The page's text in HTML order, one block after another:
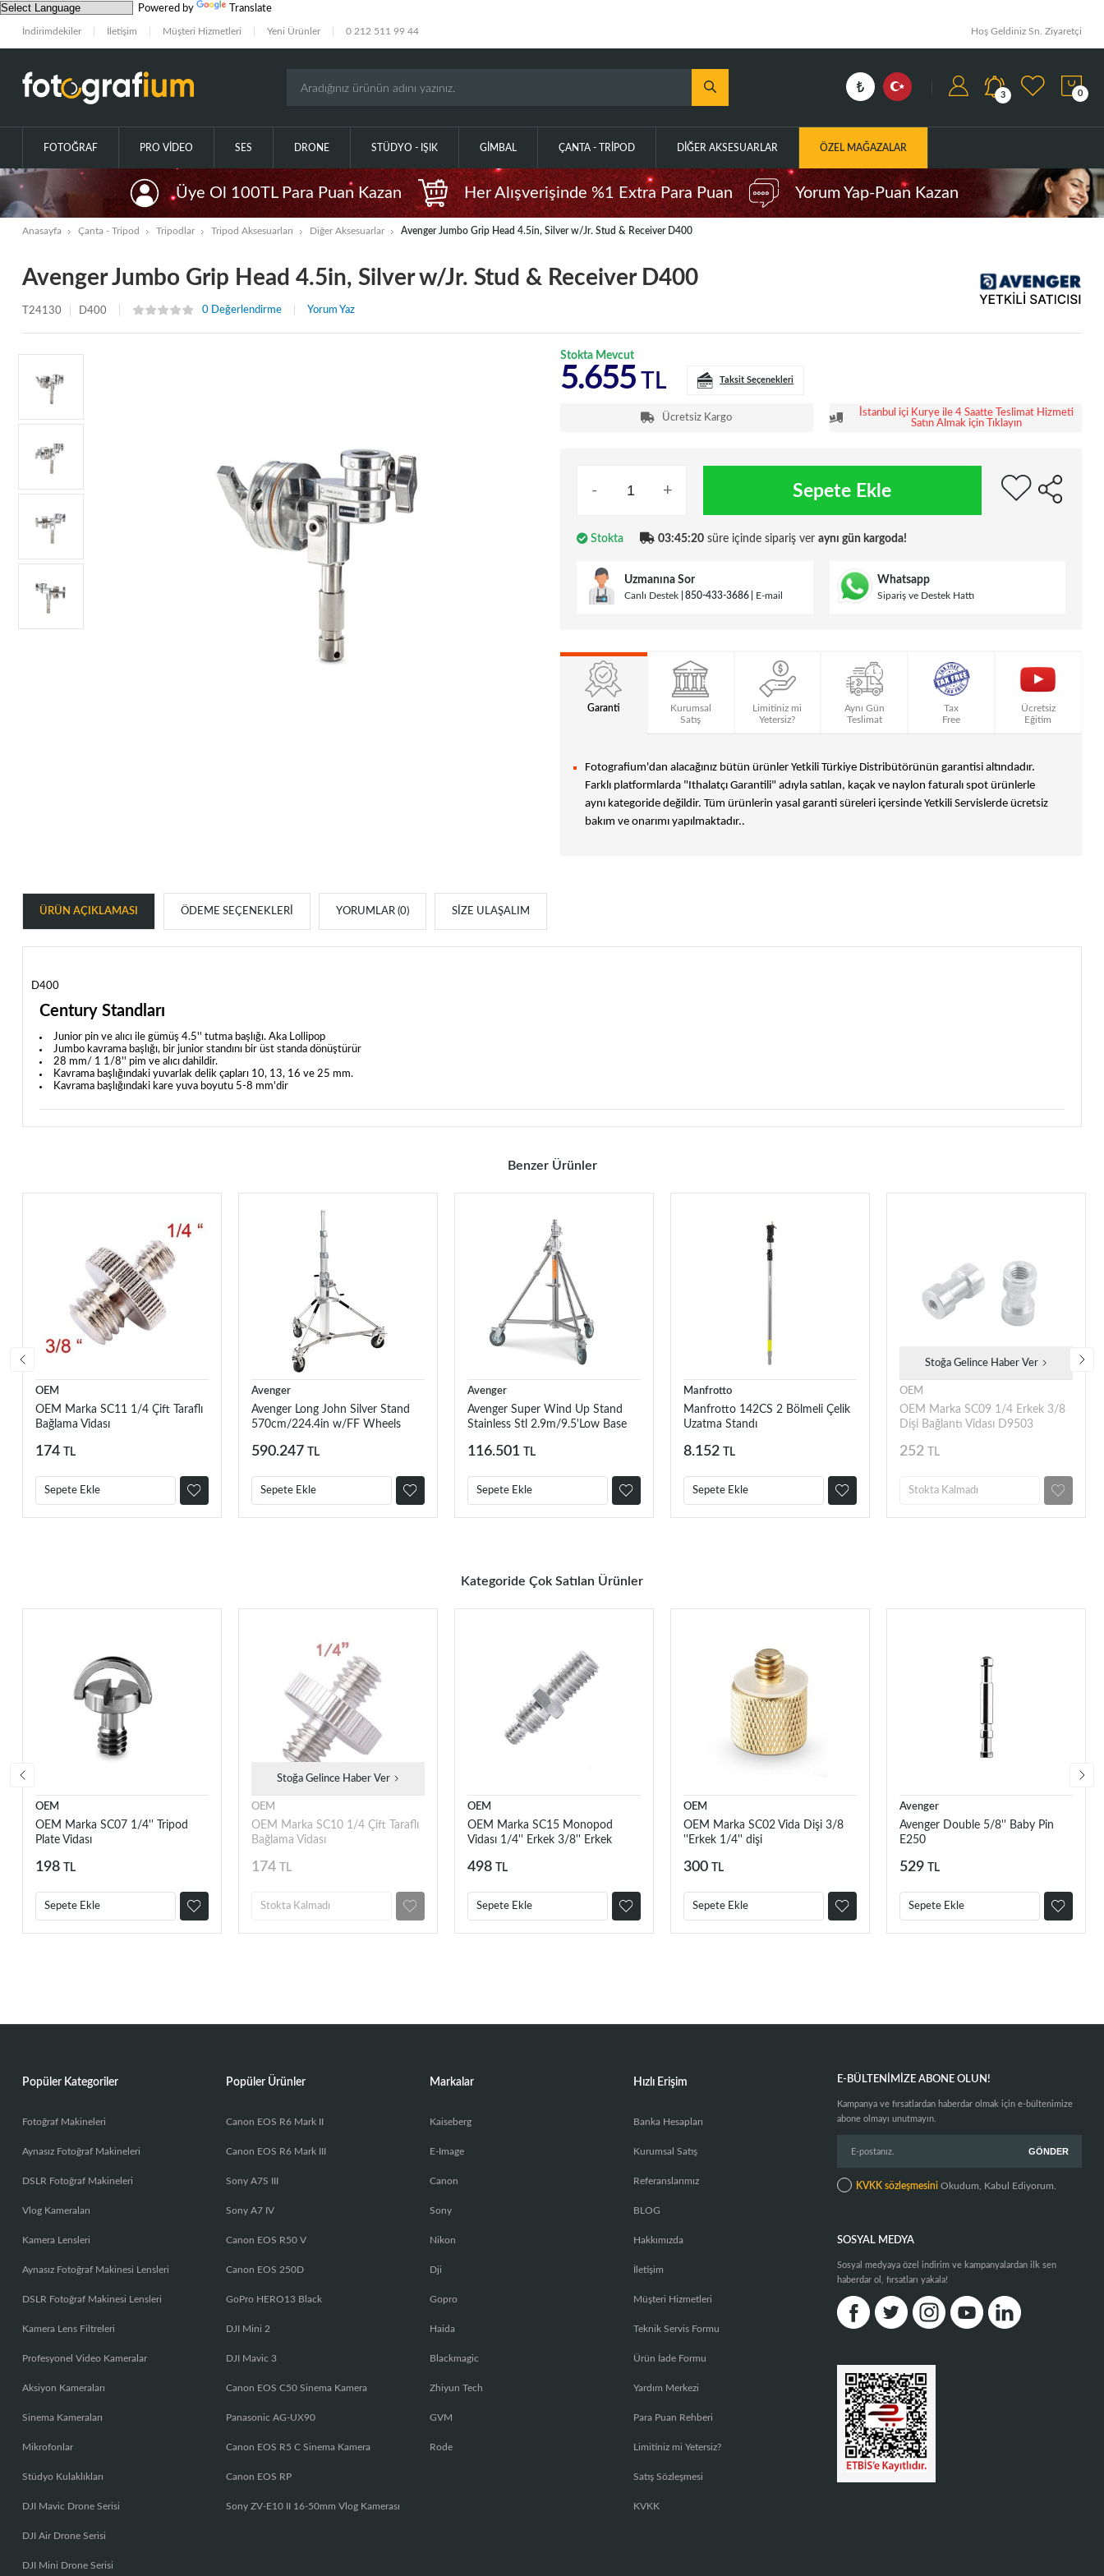
Powered by Translate
İndirimdekiler İletişim Müşteri Hizmetleri Yeni Ürünler 0 212 511 99 44 Hoş Geldiniz Sn. Ziyaretçi
3 0
FOTOĞRAF PRO VIDEO SES DRONE STÜDYO - IŞIK GIMBAL ÇANTA - TRIPOD DIĞER AKSESUARLAR ÖZEL MAĞAZALAR
Üye Ol 100TL Para Puan Kazan Her Alışverişinde %1 Extra Para Puan Yorum Yap-Puan Kazan
Anasayfa Çanta - Tripod Tripodlar Tripod Aksesuarları Diğer Aksesuarlar Avenger Jumbo Grip Head 4.5in, Silver w/Jr. Stud & Receiver D400
Avenger Jumbo Grip Head 4.5in, Silver w/Jr. Stud & Receiver D400
T24130 D400 0 Değerlendirme Yorum Yaz
Stokta Mevcut
5.655 TL Taksit Seçenekleri
Ücretsiz Kargo
İstanbul içi Kurye ile 4 Saatte Teslimat Hizmeti
Satın Almak için Tıklayın
- + Sepete Ekle
Stokta 03:45:19 süre içinde sipariş ver aynı gün kargoda!
Uzmanına Sor
Canlı Destek 850-433-3686 E-mail
Whatsapp
Sipariş ve Destek Hattı
Garanti
Kurumsal
Satış
Limitiniz mi
Yetersiz?
Aynı Gün
Teslimat
Tax
Free
Ücretsiz
Eğitim
Fotografium'dan alacağınız bütün ürünler Yetkili Türkiye Distribütörünün garantisi altındadır.
Farklı platformlarda "Ithalatçı Garantili" adıyla satılan, kaçak ve naylon faturalı spot ürünlerle
aynı kategoride değildir. Tüm ürünlerin yasal garanti süreleri içersinde Yetkili Servislerde ücretsiz
bakım ve onarımı yapılmaktadır..
ÜRÜN AÇIKLAMASI ÖDEME SEÇENEKLERI YORUMLAR (0) SIZE ULAŞALIM
D400
Century Standları
Junior pin ve alıcı ile gümüş 4.5'' tutma başlığı. Aka Lollipop
Jumbo kavrama başlığı, bir junior standını bir üst standa dönüştürür
28 mm/ 1 1/8'' pim ve alıcı dahildir.
Kavrama başlığındaki yuvarlak delik çapları 10, 13, 16 ve 25 mm.
Kavrama başlığındaki kare yuva boyutu 5-8 mm'dir
Benzer Ürünler
OEM
OEM Marka SC11 1/4 Çift Taraflı
Bağlama Vidası
174 TL
Sepete Ekle
Avenger
Avenger Long John Silver Stand
570cm/224.4in w/FF Wheels
590.247 TL
Sepete Ekle
Avenger
Avenger Super Wind Up Stand
Stainless Stl 2.9m/9.5'Low Base
116.501 TL
Sepete Ekle
Manfrotto
Manfrotto 142CS 2 Bölmeli Çelik
Uzatma Standı
8.152 TL
Sepete Ekle
Stoğa Gelince Haber Ver
OEM
OEM Marka SC09 1/4 Erkek 3/8
Dişi Bağlantı Vidası D9503
252 TL
Stokta Kalmadı
Kategoride Çok Satılan Ürünler
OEM
OEM Marka SC07 1/4'' Tripod
Plate Vidası
198 TL
Sepete Ekle
Stoğa Gelince Haber Ver
OEM
OEM Marka SC10 1/4 Çift Taraflı
Bağlama Vidası
174 TL
Stokta Kalmadı
OEM
OEM Marka SC15 Monopod
Vidası 1/4'' Erkek 3/8'' Erkek
498 TL
Sepete Ekle
OEM
OEM Marka SC02 Vida Dişi 3/8
''Erkek 1/4'' dişi
300 TL
Sepete Ekle
Avenger
Avenger Double 5/8'' Baby Pin
E250
529 TL
Sepete Ekle
Popüler Kategoriler
Fotoğraf Makineleri
Aynasız Fotoğraf Makineleri
DSLR Fotoğraf Makineleri
Vlog Kameraları
Kamera Lensleri
Aynasız Fotoğraf Makinesi Lensleri
DSLR Fotoğraf Makinesi Lensleri
Kamera Lens Filtreleri
Profesyonel Video Kameralar
Aksiyon Kameraları
Sinema Kameraları
Mikrofonlar
Stüdyo Kulaklıkları
DJI Mavic Drone Serisi
DJI Air Drone Serisi
DJI Mini Drone Serisi
Popüler Ürünler
Canon EOS R6 Mark II
Canon EOS R6 Mark III
Sony A7S III
Sony A7 IV
Canon EOS R50 V
Canon EOS 250D
GoPro HERO13 Black
DJI Mini 2
DJI Mavic 3
Canon EOS C50 Sinema Kamera
Panasonic AG-UX90
Canon EOS R5 C Sinema Kamera
Canon EOS RP
Sony ZV-E10 II 16-50mm Vlog Kamerası
Markalar
Kaiseberg
E-Image
Canon
Sony
Nikon
Dji
Gopro
Haida
Blackmagic
Zhiyun Tech
GVM
Rode
Hızlı Erişim
Banka Hesapları
Kurumsal Satış
Referanslarımız
BLOG
Hakkımızda
İletişim
Müşteri Hizmetleri
Teknik Servis Formu
Ürün İade Formu
Yardım Merkezi
Para Puan Rehberi
Limitiniz mi Yetersiz?
Satış Sözleşmesi
KVKK
E-BÜLTENIMIZE ABONE OLUN!
Kampanya ve fırsatlardan haberdar olmak için e-bültenimize
abone olmayı unutmayın.
KVKK sözleşmesini Okudum, Kabul Ediyorum.
SOSYAL MEDYA
Sosyal medyaya özel indirim ve kampanyalardan ilk sen
haberdar ol, fırsatları yakala!